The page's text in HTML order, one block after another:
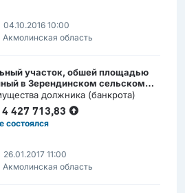
04.10.2016 10:00
Акмолинская область
участок, обшей площадью
в Зерендинском сельском
должника (банкрота)
4 427 713,83
состоялся
26.01.2017 11:00
Акмолинская область